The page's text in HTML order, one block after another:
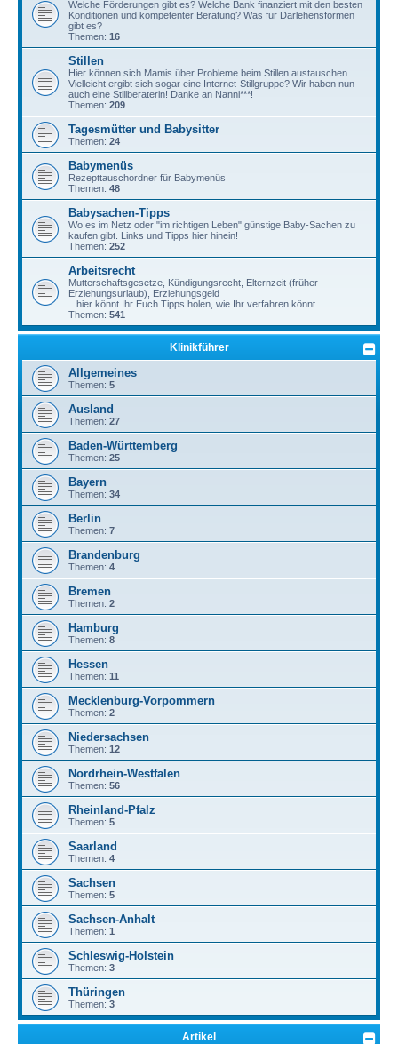
Welche Förderungen gibt es? Welche Bank finanziert mit den besten
Konditionen und kompetenter Beratung? Was für Darlehensformen
gibt es?
Themen: 16
Stillen
Hier können sich Mamis über Probleme beim Stillen austauschen.
Vielleicht ergibt sich sogar eine Internet-Stillgruppe? Wir haben nun
auch eine Stillberaterin! Danke an Nanni***!
Themen: 209
Tagesmütter und Babysitter
Themen: 24
Babymenüs
Rezepttauschordner für Babymenüs
Themen: 48
Babysachen-Tipps
Wo es im Netz oder "im richtigen Leben" günstige Baby-Sachen zu
kaufen gibt. Links und Tipps hier hinein!
Themen: 252
Arbeitsrecht
Mutterschaftsgesetze, Kündigungsrecht, Elternzeit (früher
Erziehungsurlaub), Erziehungsgeld
...hier könnt Ihr Euch Tipps holen, wie Ihr verfahren könnt.
Themen: 541
Klinikführer
Allgemeines
Themen: 5
Ausland
Themen: 27
Baden-Württemberg
Themen: 25
Bayern
Themen: 34
Berlin
Themen: 7
Brandenburg
Themen: 4
Bremen
Themen: 2
Hamburg
Themen: 8
Hessen
Themen: 11
Mecklenburg-Vorpommern
Themen: 2
Niedersachsen
Themen: 12
Nordrhein-Westfalen
Themen: 56
Rheinland-Pfalz
Themen: 5
Saarland
Themen: 4
Sachsen
Themen: 5
Sachsen-Anhalt
Themen: 1
Schleswig-Holstein
Themen: 3
Thüringen
Themen: 3
Artikel